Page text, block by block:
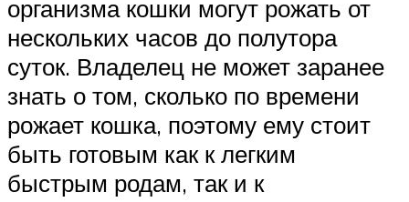
организма кошки могут рожать от
нескольких часов до полутора
суток. Владелец не может заранее
знать о том, сколько по времени
рожает кошка, поэтому ему стоит
быть готовым как к легким
быстрым родам, так и к